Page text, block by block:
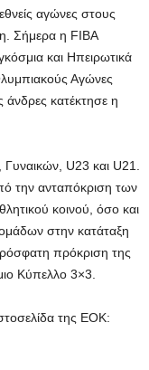
αγώνες στους
Σήμερα η FIBA
και Ηπειρωτικά
Αγώνες
κατέκτησε η
U23 και U21.
την ανταπόκριση των
κοινού, όσο και
στην κατάταξη
πρόκριση της
Κύπελλο 3×3.
της ΕΟΚ: